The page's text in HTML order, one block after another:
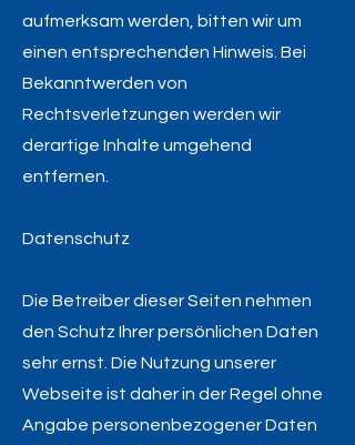
aufmerksam werden, bitten wir um
einen entsprechenden Hinweis. Bei
Bekanntwerden von
Rechtsverletzungen werden wir
derartige Inhalte umgehend
entfernen.
Datenschutz
Die Betreiber dieser Seiten nehmen
den Schutz Ihrer persönlichen Daten
sehr ernst. Die Nutzung unserer
Webseite ist daher in der Regel ohne
Angabe personenbezogener Daten